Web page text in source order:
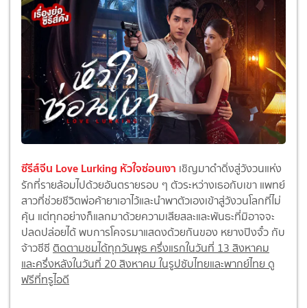
ซีรีส์จีน Love Lurking หัวใจซ่อนเงา เชิญมาดำดิ่งสู่วังวนแห่ง
รักที่รายล้อมไปด้วยอันตรายรอบ ๆ ตัวระหว่างเธอกับเขา แพทย์
สาวที่ช่วยชีวิตพ่อค้ายาเอาไว้และนำพาตัวเองเข้าสู่วังวนโลกที่ไม่
คุ้น แต่ทุกอย่างก็แลกมาด้วยความเสียสละและพันธะที่มิอาจจะ
ปลดปล่อยได้ พบการโคจรมาแสดงด้วยกันของ หยางปิงจั๋ว กับ
จ้าวซีซี ติดตามชมได้ทุกวันพุธ ครึ่งแรกในวันที่ 13 สิงหาคม
และครึ่งหลังในวันที่ 20 สิงหาคม ในรูปซับไทยและพากย์ไทย ดู
ฟรีที่ทรูไอดี